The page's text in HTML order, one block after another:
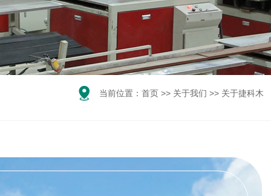
 当前位置： 首页 >> 关于我们 >> 关于捷科木